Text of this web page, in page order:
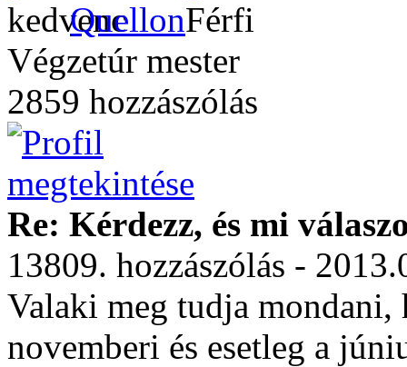
Quellon
Végzetúr mester
2859 hozzászólás
Re: Kérdezz, és mi
13809. hozzászólás -
Valaki meg tudja
novemberi és esetleg a